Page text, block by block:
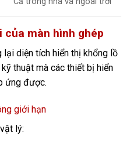
màn hình ghép
lại diện tích hiển thị khổng lồ
thuật mà các thiết bị hiển
ứng được.
giới hạn
lý: